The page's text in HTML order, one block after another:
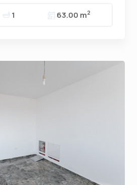
1 63.00 m2